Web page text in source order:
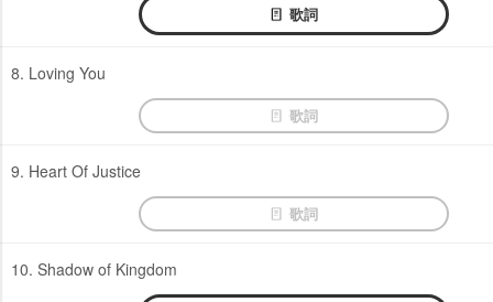
歌詞
8. Loving You
歌詞
9. Heart Of Justice
歌詞
10. Shadow of Kingdom